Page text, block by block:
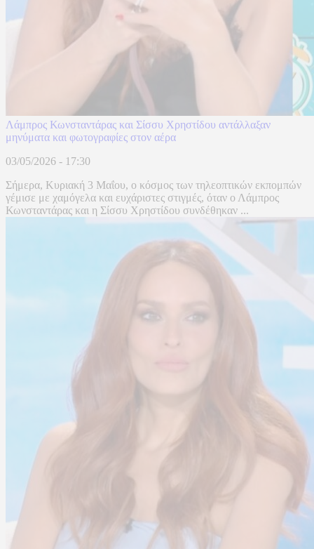
Λάμπρος Κωνσταντάρας και Σίσσυ Χρηστίδου αντάλλαξαν
μηνύματα και φωτογραφίες στον αέρα
03/05/2026 - 17:30
Σήμερα, Κυριακή 3 Μαΐου, ο κόσμος των τηλεοπτικών εκπομπών
γέμισε με χαμόγελα και ευχάριστες στιγμές, όταν ο Λάμπρος
Κωνσταντάρας και η Σίσσυ Χρηστίδου συνδέθηκαν ...